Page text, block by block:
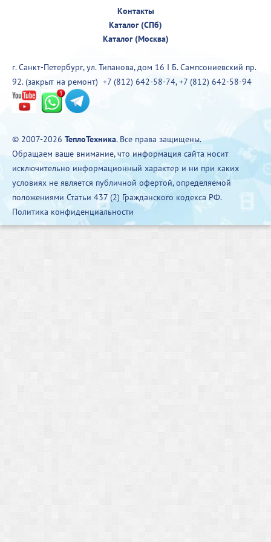
Контакты
Каталог (СПб)
Каталог (Москва)
г. Санкт-Петербург, ул. Типанова, дом 16 I Б. Сампсониевский пр.
92. (закрыт на ремонт) +7 (812) 642-58-74,+7 (812) 642-58-94
© 2007-2026 ТеплоТехника. Все права защищены.
Обращаем ваше внимание, что информация сайта носит
исключительно информационный характер и ни при каких
условиях не является публичной офертой, определяемой
положениями Статьи 437 (2) Гражданского кодекса РФ.
Политика конфиденциальности